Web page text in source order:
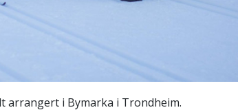
arrangert i Bymarka i Trondheim.